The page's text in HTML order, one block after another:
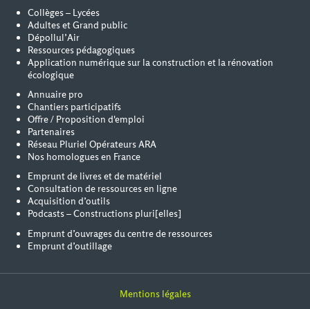
Collèges – Lycées
Adultes et Grand public
Dépollul’Air
Ressources pédagogiques
Application numérique sur la construction et la rénovation
écologique
Annuaire pro
Chantiers participatifs
Offre / Proposition d'emploi
Partenaires
Réseau Pluriel Opérateurs ARA
Nos homologues en France
Emprunt de livres et de matériel
Consultation de ressources en ligne
Acquisition d’outils
Podcasts – Constructions pluri[elles]
Emprunt d’ouvrages du centre de ressources
Emprunt d’outillage
Mentions légales